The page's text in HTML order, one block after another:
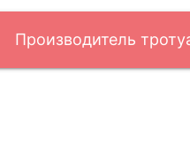
Производитель